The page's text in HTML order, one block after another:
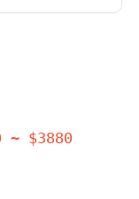
~ $3880